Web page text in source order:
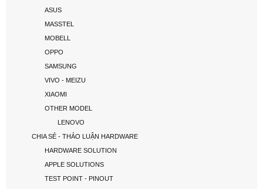
ASUS
MASSTEL
MOBELL
OPPO
SAMSUNG
VIVO - MEIZU
XIAOMI
OTHER MODEL
LENOVO
CHIA SẺ - THẢO LUẬN HARDWARE
HARDWARE SOLUTION
APPLE SOLUTIONS
TEST POINT - PINOUT